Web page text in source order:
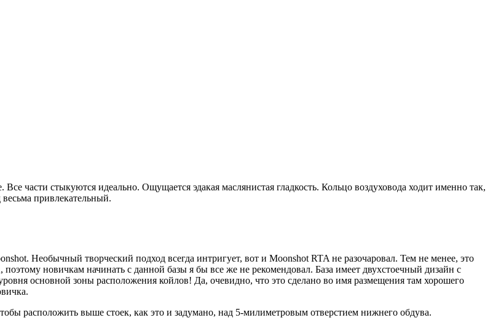
части стыкуются идеально. Ощущается эдакая маслянистая гладкость. Кольцо воздуховода ходит именно так,
привлекательный.
Необычный творческий подход всегда интригует, вот и Moonshot RTA не разочаровал. Тем не менее, это
новичкам начинать с данной базы я бы все же не рекомендовал. База имеет двухстоечный дизайн с
основной зоны расположения койлов! Да, очевидно, что это сделано во имя размещения там хорошего
расположить выше стоек, как это и задумано, над 5-милиметровым отверстием нижнего обдува.